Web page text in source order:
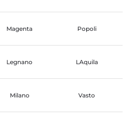
Magenta Popoli
Legnano LAquila
Milano Vasto